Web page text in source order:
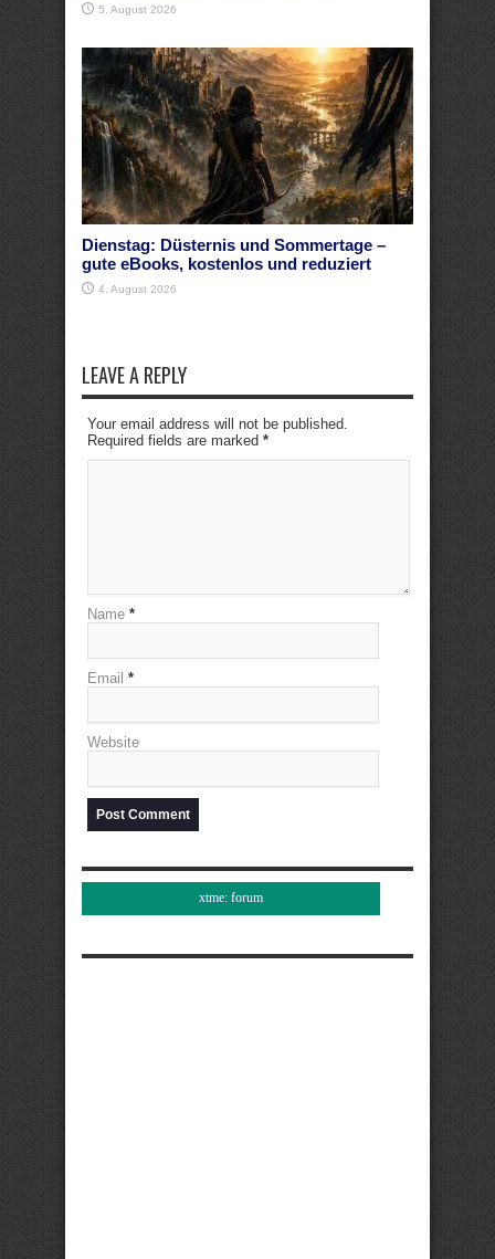
5. August 2026
Dienstag: Düsternis und Sommertage –
gute eBooks, kostenlos und reduziert
4. August 2026
LEAVE A REPLY
Your email address will not be published.
Required fields are marked *
Name *
Email *
Website
xtme: forum